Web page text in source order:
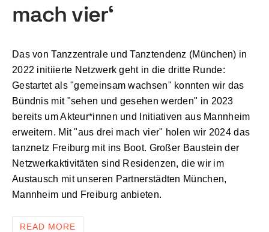
mach vier‘
Das von Tanzzentrale und Tanztendenz (München) in
2022 initiierte Netzwerk geht in die dritte Runde:
Gestartet als "gemeinsam wachsen" konnten wir das
Bündnis mit "sehen und gesehen werden" in 2023
bereits um Akteur*innen und Initiativen aus Mannheim
erweitern. Mit "aus drei mach vier" holen wir 2024 das
tanznetz Freiburg mit ins Boot. Großer Baustein der
Netzwerkaktivitäten sind Residenzen, die wir im
Austausch mit unseren Partnerstädten München,
Mannheim und Freiburg anbieten.
READ MORE